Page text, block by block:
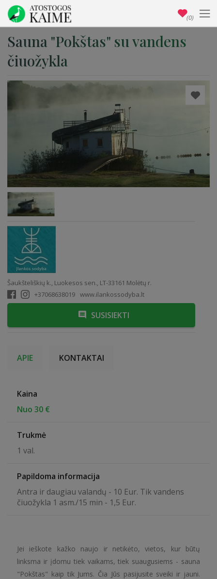
Sauna "Pokštas" su vandens
čiuožykla
Šaukšteliškių k., Luokesos sen., LT-33161 Molėtų r.
+37068638019 www.ilankossodyba.lt
SUSISIEKTI
APIE KONTAKTAI
Kaina
Nuo 30 €
Trukmė
1 val.
Papildoma informacija
Antra ir daugiau valandų - 10 Eur. Tik vandens
čiuožykla 1 asm./15 min - 1,5 Eur.
Jei ieškote kažko naujo ir netikėto, vietos, kur būtų
linksma ir įdomu tiek vaikams, tiek suaugusiems - sauna
"Pokštas" kaip tik Jums. Čia Jūs pasijusite sveiki ir jauni.
(0)